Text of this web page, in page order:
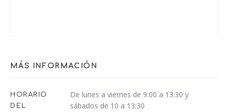
MÁS INFORMACIÓN
HORARIO
DEL
De lunes a viernes de 9:00 a 13:30 y
sábados de 10 a 13:30